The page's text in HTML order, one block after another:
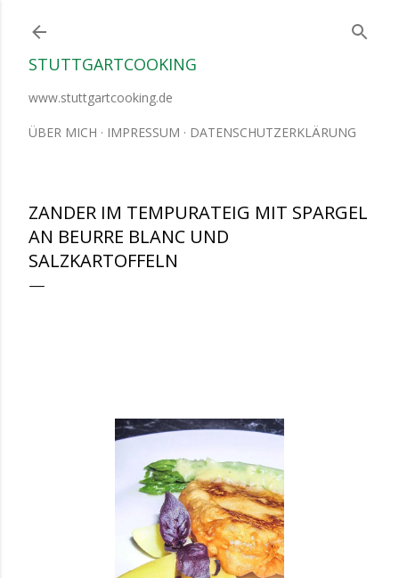
STUTTGARTCOOKING
www.stuttgartcooking.de
ÜBER MICH IMPRESSUM DATENSCHUTZERKLÄRUNG
ZANDER IM TEMPURATEIG MIT SPARGEL
AN BEURRE BLANC UND
SALZKARTOFFELN